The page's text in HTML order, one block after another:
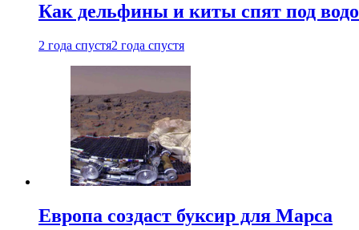
Как дельфины и киты спят под
2 года спустя2 года спустя
Европа создаст буксир для Марса